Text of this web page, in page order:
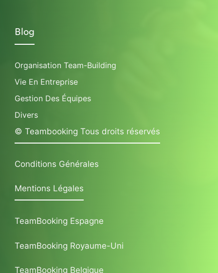
Blog
Organisation Team-Building
Vie En Entreprise
Gestion Des Équipes
Divers
© Teambooking Tous droits réservés
Conditions Générales
Mentions Légales
TeamBooking Espagne
TeamBooking Royaume-Uni
TeamBooking Belgique